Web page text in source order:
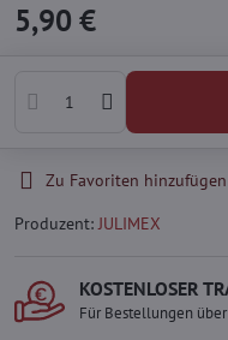
5,90 €
Zu Favoriten hinzufügen
Produzent:JULIMEX
KOSTENLOSER
Für Bestellungen über